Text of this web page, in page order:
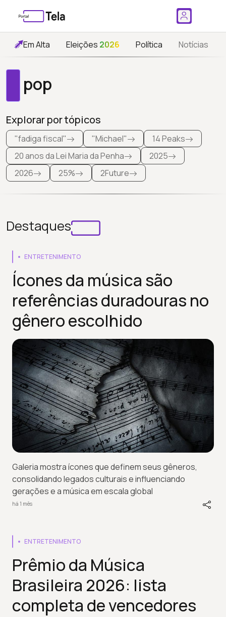
Em Alta Eleições 2026 Política Notícias
pop
Explorar por tópicos
"fadiga fiscal" "Michael"
14 Peaks
20 anos da Lei Maria da Penha
2025
2026
25% 2Future
Destaques
ENTRETENIMENTO
Ícones da música são
referências duradouras no
gênero escolhido
Galeria mostra ícones que definem seus gêneros,
consolidando legados culturais e influenciando
gerações e a música em escala global
há 1 mês
ENTRETENIMENTO
Prêmio da Música
Brasileira 2026: lista
completa de vencedores